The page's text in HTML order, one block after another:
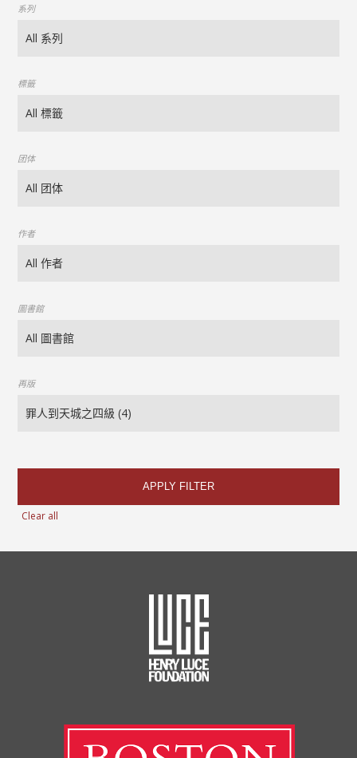
系列
標籤
团体
作者
圖書館
再版
APPLY FILTER
Clear all